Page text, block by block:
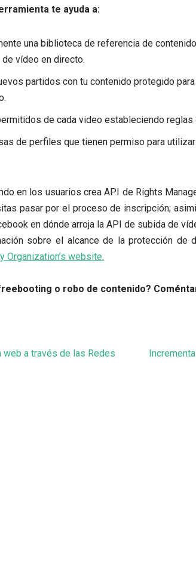
te ayuda a:
una biblioteca de referencia de
vídeo en directo.
partidos con tu contenido protegido
de cada video estableciendo reglas
de perfiles que tienen permiso para
en los usuarios creaAPI de Rights
pasar por el proceso de inscripción;
en dónde arroja la API de subida de
sobre el alcance de la protección
Organization’s website.
o robo de contenido?
a través de las Redes